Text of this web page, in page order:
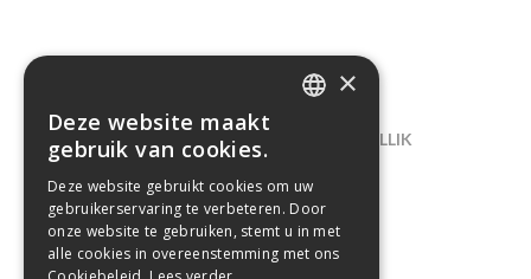
CONTACT
LELIEGAARDE 22, B-1731 ZELLIK
02/238.10.11
INFO@CREAMODA.BE
BE0407.694.265
×
Deze website maakt
gebruik van cookies.
Deze website gebruikt cookies om uw
gebruikerservaring te verbeteren. Door
onze website te gebruiken, stemt u in met
alle cookies in overeenstemming met ons